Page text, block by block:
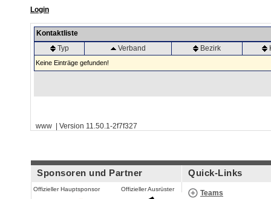
Login
Kontaktliste
Typ
Verband Bezirk
Keine Einträge gefunden!
www | Version 11.50.1-2f7f327
Sponsoren und Partner
Offizieller Hauptsponsor Offizieller Ausrüster
Quick-Links
Teams